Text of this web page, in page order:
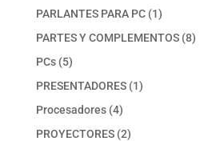
productos
PARLANTES PARA PC 11
producto
PARTES Y COMPLEMENTOS 88
PCs 55
productos
PRESENTADORES 11
Procesadores 44
productos
PROYECTORES 22